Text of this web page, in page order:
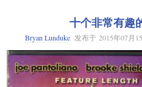
十个非常有趣
Bryan Lunduke 发布于 2015年07月